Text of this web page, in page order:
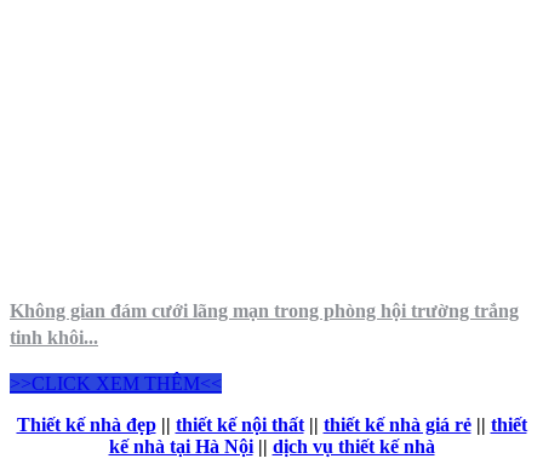
Không gian đám cưới lãng mạn trong phòng hội trường trắng
tinh khôi...
>>CLICK XEM THÊM<<
Thiết kế nhà đẹp|| thiết kế nội thất|| thiết kế nhà giá rẻ || thiết
kế nhà tại Hà Nội|| dịch vụ thiết kế nhà